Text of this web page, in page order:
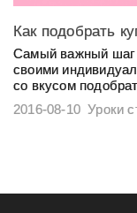
Как подобрать
стиль с be Angel
Самый важный шаг
своими
со вкусом
2016-08-10 Уроки